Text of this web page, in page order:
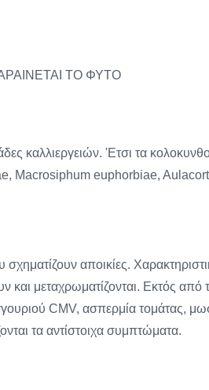
ΤΟ ΦΥΤΟ
καλλιεργειών. 'Ετσι τα
Macrosiphum euphorbiae,
αποικίες.
και μεταχρωματίζονται. Εκτός
CMV, ασπερμία τομάτας,
τα αντίστοιχα συμπτώματα.